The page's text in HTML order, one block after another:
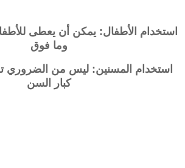
استخدام الأطفال: يمكن أن يعطى
وما فوق
استخدام المسنين: ليس من الضروري
كبار السن